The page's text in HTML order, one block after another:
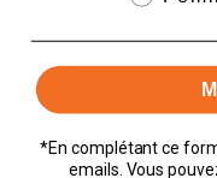
*En complétant ce
emails. Vous